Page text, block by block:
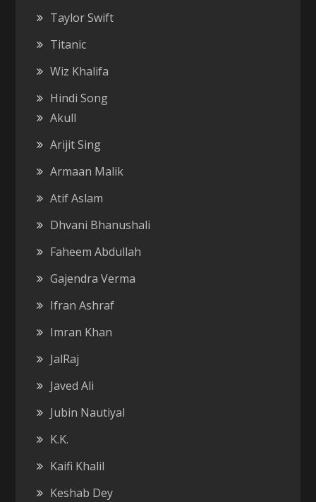
Taylor Swift
Titanic
Wiz Khalifa
Hindi Song
Akull
Arijit Sing
Armaan Malik
Atif Aslam
Dhvani Bhanushali
Faheem Abdullah
Gajendra Verma
Ifran Ashraf
Imran Khan
JalRaj
Javed Ali
Jubin Nautiyal
K.K.
Kaifi Khalil
Keshab Dey